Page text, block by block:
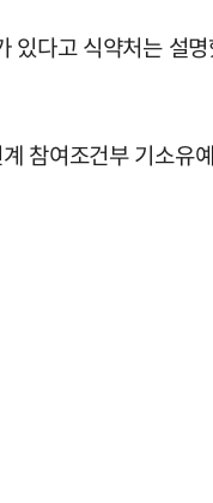
다고 식약처는 설
참여조건부 기소유